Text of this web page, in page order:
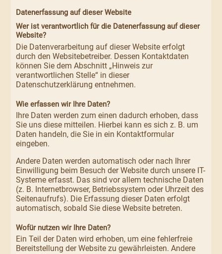
Datenerfassung auf dieser Website
Wer ist verantwortlich für die Datenerfassung auf dieser
Website?
Die Datenverarbeitung auf dieser Website erfolgt
durch den Websitebetreiber. Dessen Kontaktdaten
können Sie dem Abschnitt „Hinweis zur
verantwortlichen Stelle“ in dieser
Datenschutzerklärung entnehmen.
Wie erfassen wir Ihre Daten?
Ihre Daten werden zum einen dadurch erhoben, dass
Sie uns diese mitteilen. Hierbei kann es sich z. B. um
Daten handeln, die Sie in ein Kontaktformular
eingeben.
Andere Daten werden automatisch oder nach Ihrer
Einwilligung beim Besuch der Website durch unsere IT-
Systeme erfasst. Das sind vor allem technische Daten
(z. B. Internetbrowser, Betriebssystem oder Uhrzeit des
Seitenaufrufs). Die Erfassung dieser Daten erfolgt
automatisch, sobald Sie diese Website betreten.
Wofür nutzen wir Ihre Daten?
Ein Teil der Daten wird erhoben, um eine fehlerfreie
Bereitstellung der Website zu gewährleisten. Andere